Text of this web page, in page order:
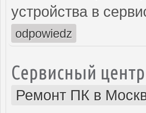
устройства в
odpowiedz
Сервисный центр
Ремонт ПК в